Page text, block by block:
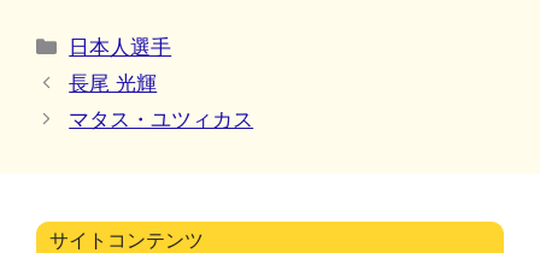
カ
テ
リ
日本人選手
長尾 光輝
マタス・ユツィカス
サイトコンテンツ